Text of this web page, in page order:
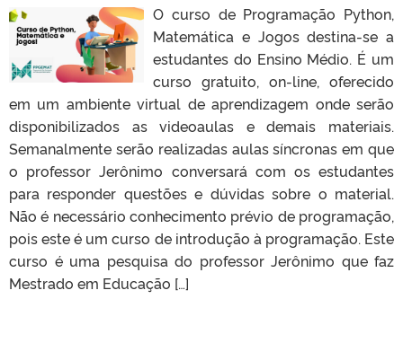
O curso de Programação Python,
Matemática e Jogos destina-se a
estudantes do Ensino Médio. É um
curso gratuito, on-line, oferecido
em um ambiente virtual de aprendizagem onde serão
disponibilizados as videoaulas e demais materiais.
Semanalmente serão realizadas aulas síncronas em que
o professor Jerônimo conversará com os estudantes
para responder questões e dúvidas sobre o material.
Não é necessário conhecimento prévio de programação,
pois este é um curso de introdução à programação. Este
curso é uma pesquisa do professor Jerônimo que faz
Mestrado em Educação […]